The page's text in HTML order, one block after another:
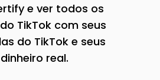
e ver todos os
TikTok com seus
do TikTok e seus
real.